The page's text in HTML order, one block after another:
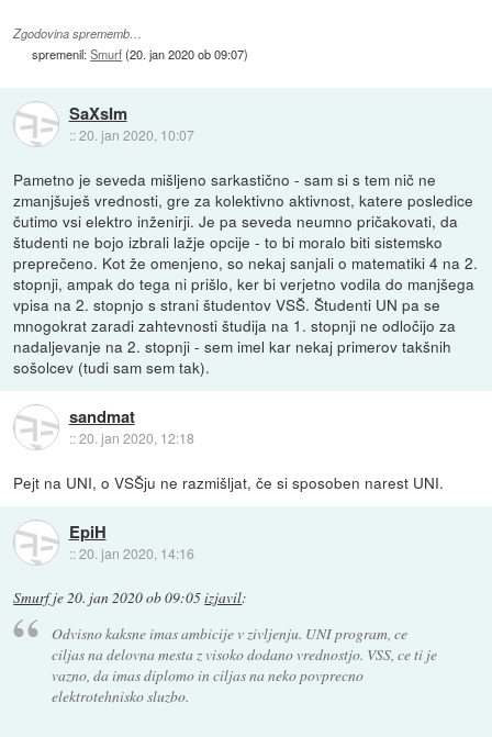
Zgodovina sprememb…
spremenil:Smurf(20. jan 2020 ob 09:07)
SaXsIm
::20. jan 2020, 10:07
Pametno je seveda mišljeno sarkastično - sam si s tem nič ne
zmanjšuješ vrednosti, gre za kolektivno aktivnost, katere posledice
čutimo vsi elektro inženirji. Je pa seveda neumno pričakovati, da
študenti ne bojo izbrali lažje opcije - to bi moralo biti sistemsko
preprečeno. Kot že omenjeno, so nekaj sanjali o matematiki 4 na 2.
stopnji, ampak do tega ni prišlo, ker bi verjetno vodila do manjšega
vpisa na 2. stopnjo s strani študentov VSŠ. Študenti UN pa se
mnogokrat zaradi zahtevnosti študija na 1. stopnji ne odločijo za
nadaljevanje na 2. stopnji - sem imel kar nekaj primerov takšnih
sošolcev (tudi sam sem tak).
sandmat
::20. jan 2020, 12:18
Pejt na UNI, o VSŠju ne razmišljat, če si sposoben narest UNI.
EpiH
::20. jan 2020, 14:16
Smurfje 20. jan 2020 ob 09:05izjavil:
Odvisno kaksne imas ambicije v zivljenju. UNI program, ce
ciljas na delovna mesta z visoko dodano vrednostjo. VSS, ce ti je
vazno, da imas diplomo in ciljas na neko povprecno
elektrotehnisko sluzbo.